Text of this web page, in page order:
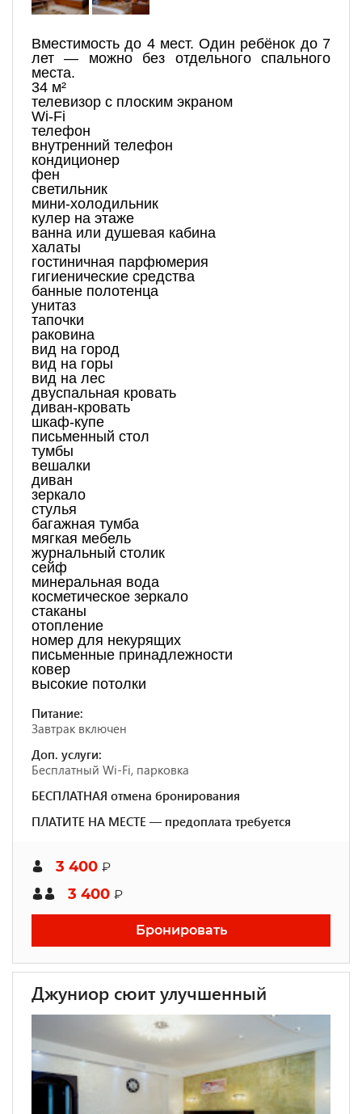
Вместимость до 4 мест. Один ребёнок до 7
лет — можно без отдельного спального
места.
34 м²
телевизор с плоским экраном
Wi-Fi
телефон
внутренний телефон
кондиционер
фен
светильник
мини-холодильник
кулер на этаже
ванна или душевая кабина
халаты
гостиничная парфюмерия
гигиенические средства
банные полотенца
унитаз
тапочки
раковина
вид на город
вид на горы
вид на лес
двуспальная кровать
диван-кровать
шкаф-купе
письменный стол
тумбы
вешалки
диван
зеркало
стулья
багажная тумба
мягкая мебель
журнальный столик
сейф
минеральная вода
косметическое зеркало
стаканы
отопление
номер для некурящих
письменные принадлежности
ковер
высокие потолки
Питание:
Завтрак включен
Доп. услуги:
Бесплатный Wi-Fi, парковка
БЕСПЛАТНАЯ отмена бронирования
ПЛАТИТЕ НА МЕСТЕ — предоплата требуется
3 400 ₽
3 400 ₽
Бронировать
Джуниор сюит улучшенный